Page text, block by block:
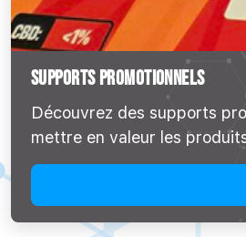
SUPPORTS PROMOTIONNELS
Découvrez des supports
mettre en valeur les